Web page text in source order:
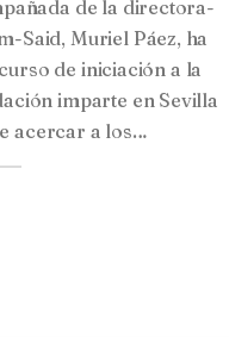
de la directora-
Said, Muriel Páez, ha
de iniciación a la
imparte en Sevilla
acercar a los…